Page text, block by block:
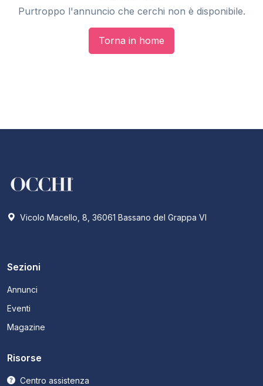
Purtroppo l'annuncio che cerchi non è disponibile.
Torna in home
Vicolo Macello, 8, 36061 Bassano del Grappa VI
Sezioni
Annunci
Eventi
Magazine
Risorse
Centro assistenza